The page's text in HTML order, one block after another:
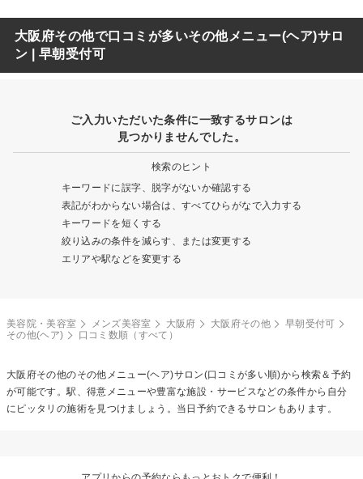
大阪府その他で口コミが多いその他メニュー(ヘア)サロ
ン | 早朝受付可
ご入力いただいた条件に一致するサロンは
見つかりませんでした。
検索のヒント
キーワードに誤字、脱字がないか確認する
表記がわからない場合は、すべてひらがなで入力する
キーワードを短くする
絞り込みの条件を減らす、または変更する
エリアや駅などを変更する
美容院・美容室 メンズ美容室 大阪府 大阪府その他
早朝受付可
その他(ヘア)
口コミ数順（すべて）
大阪府その他のその他メニュー(ヘア)サロン(口コミが多い順)から検索＆予約
が可能です。駅、得意メニューや豊富な施設・サービスなどの条件から自分
にピッタリの施術を見つけましょう。当日予約できるサロンもあります。